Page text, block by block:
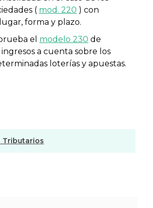
( mod. 220 ) con
forma y plazo.
el modelo 230 de
a cuenta sobre los
loterías y apuestas.
Tributarios